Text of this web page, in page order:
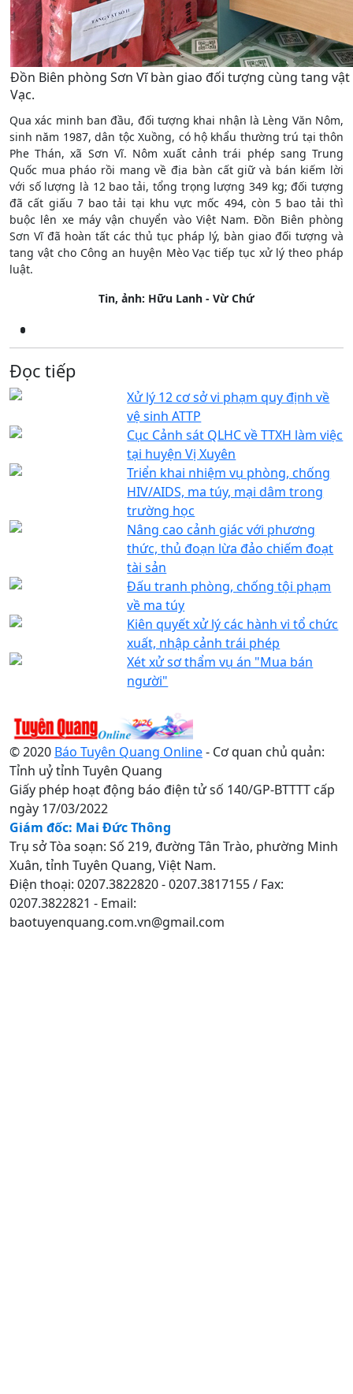
Đồn Biên phòng Sơn Vĩ bàn giao đối tượng cùng tang
Vạc.
Qua xác minh ban đầu, đối tượng khai nhận là Lèng Văn Nôm,
sinh năm 1987, dân tộc Xuồng, có hộ khẩu thường trú tại thôn
Phe Thán, xã Sơn Vĩ. Nôm xuất cảnh trái phép sang Trung
Quốc mua pháo rồi mang về địa bàn cất giữ và bán kiếm lời
với số lượng là 12 bao tải, tổng trọng lượng 349 kg; đối tượng
đã cất giấu 7 bao tải tại khu vực mốc 494, còn 5 bao tải thì
buộc lên xe máy vận chuyển vào Việt Nam. Đồn Biên phòng
Sơn Vĩ đã hoàn tất các thủ tục pháp lý, bàn giao đối tượng và
tang vật cho Công an huyện Mèo Vạc tiếp tục xử lý theo pháp
luật.
Tin, ảnh: Hữu Lanh - Vừ Chứ
Đọc tiếp
Xử lý 12 cơ sở vi phạm quy định về
vệ sinh ATTP
Cục Cảnh sát QLHC về TTXH làm việc
tại huyện Vị Xuyên
Triển khai nhiệm vụ phòng, chống
HIV/AIDS, ma túy, mại dâm trong
trường học
Nâng cao cảnh giác với phương
thức, thủ đoạn lừa đảo chiếm đoạt
tài sản
Đấu tranh phòng, chống tội phạm
về ma túy
Kiên quyết xử lý các hành vi tổ chức
xuất, nhập cảnh trái phép
Xét xử sơ thẩm vụ án "Mua bán
người"
© 2020 Báo Tuyên Quang Online- Cơ quan chủ quản:
Tỉnh uỷ tỉnh Tuyên Quang
Giấy phép hoạt động báo điện tử số 140/GP-BTTTT cấp
ngày 17/03/2022
Giám đốc: Mai Đức Thông
Trụ sở Tòa soạn: Số 219, đường Tân Trào, phường Minh
Xuân, tỉnh Tuyên Quang, Việt Nam.
Điện thoại: 0207.3822820 - 0207.3817155 / Fax:
0207.3822821 - Email:
baotuyenquang.com.vn@gmail.com